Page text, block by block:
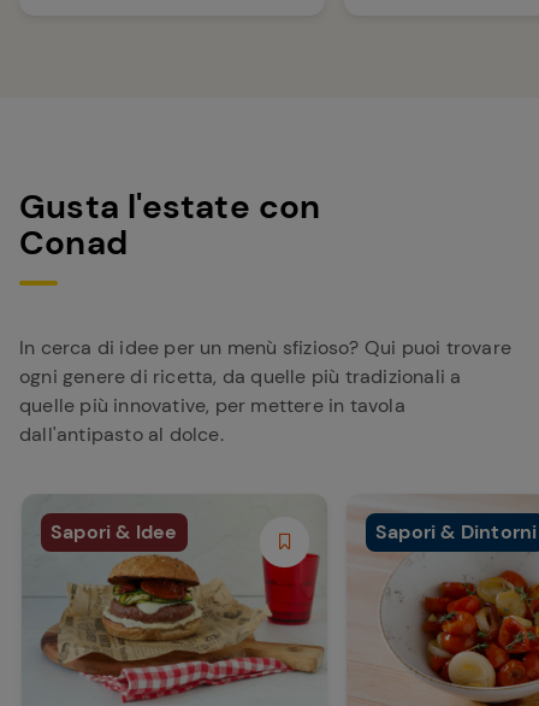
Gusta l'estate con
Conad
In cerca di idee per un menù sfizioso? Qui puoi trovare
ogni genere di ricetta, da quelle più tradizionali a
quelle più innovative, per mettere in tavola
dall'antipasto al dolce.
Sapori & Idee Sapori & Dintorni